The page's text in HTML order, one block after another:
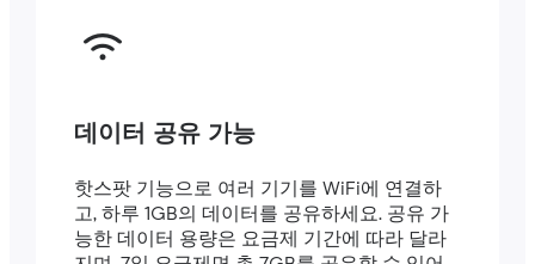
데이터 공유 가능
핫스팟 기능으로 여러 기기를 WiFi에 연결하
고, 하루 1GB의 데이터를 공유하세요. 공유 가
능한 데이터 용량은 요금제 기간에 따라 달라